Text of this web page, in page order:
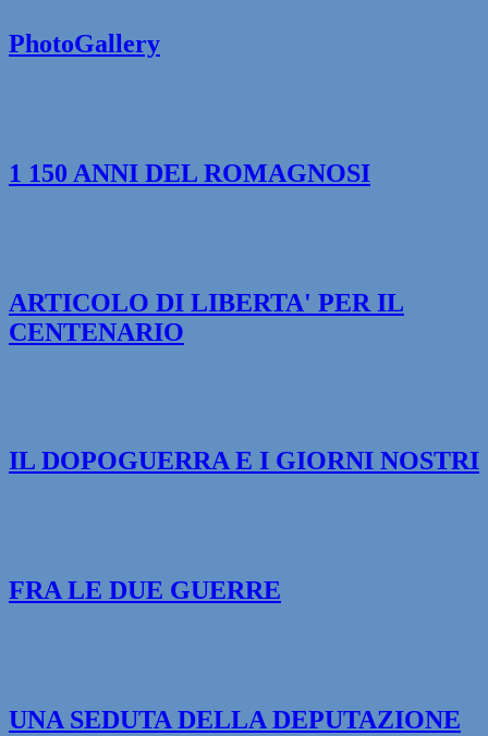
PhotoGallery
1 150 ANNI DEL ROMAGNOSI
ARTICOLO DI LIBERTA' PER IL
CENTENARIO
IL DOPOGUERRA E I GIORNI NOSTRI
FRA LE DUE GUERRE
UNA SEDUTA DELLA DEPUTAZIONE